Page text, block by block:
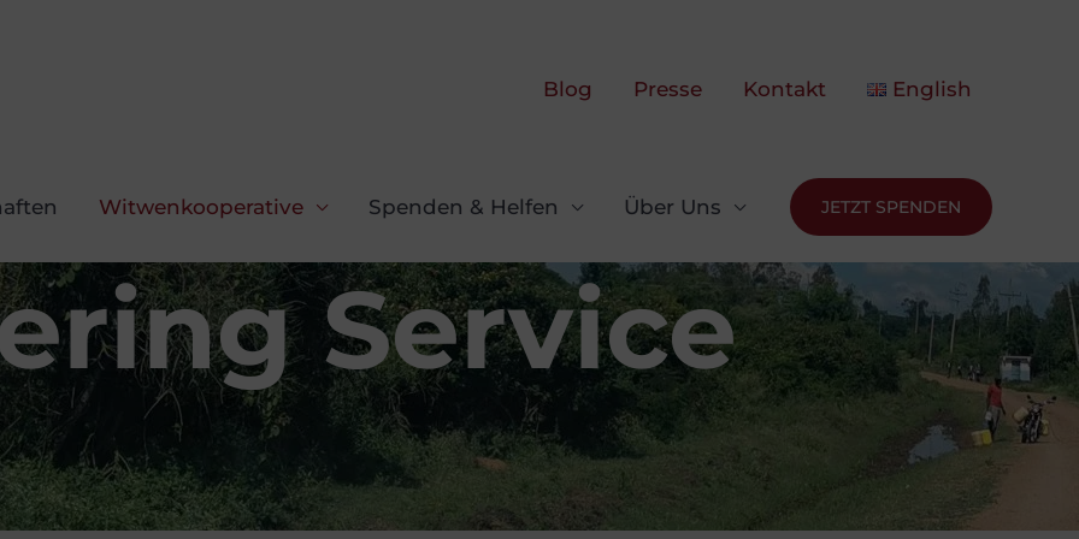
Blog Presse Kontakt English
Witwenkooperative Spenden & Helfen Über Uns JETZT SPENDEN
Service